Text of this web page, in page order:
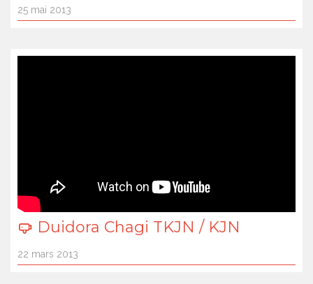
25 mai 2013
Duidora Chagi TKJN / KJN
22 mars 2013